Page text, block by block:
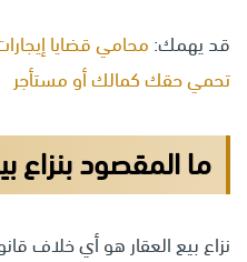
قد يهمك: محامي قضايا
تحمي حقك كمالك أو مستأجر
ما المقصود بنزاع
نزاع بيع العقار هو أي خلاف